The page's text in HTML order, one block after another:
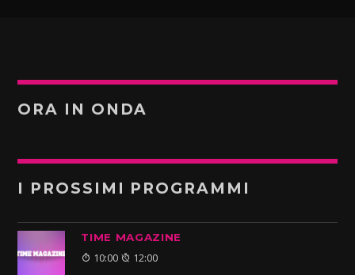
ORA IN ONDA
I PROSSIMI PROGRAMMI
TIME MAGAZINE
10:00 12:00